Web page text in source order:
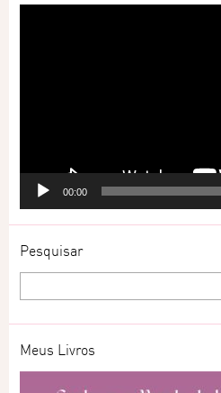
Tocador
00:00
Pesquisar
Meus Livros